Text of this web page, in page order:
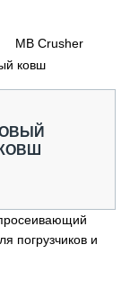
MB Crusher
ковш
погрузчиков и